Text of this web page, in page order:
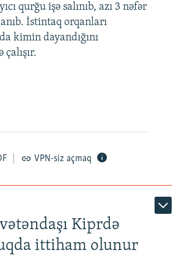
qurğu işə salınıb, azı 3 nəfər
İstintaq orqanları
kimin dayandığını
VPN-siz açmaq
Kiprdə
ittiham olunur